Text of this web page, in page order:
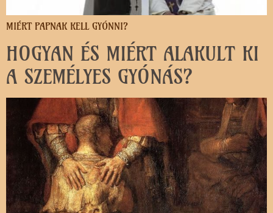
MIÉRT PAPNAK KELL GYÓNNI?
HOGYAN ÉS MIÉRT ALAKULT KI
A SZEMÉLYES GYÓNÁS?